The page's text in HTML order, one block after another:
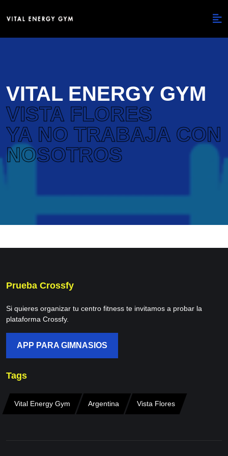
VITAL ENERGY GYM
VISTA FLORES
YA NO TRABAJA CON
NOSOTROS
Prueba Crossfy
Si quieres organizar tu centro fitness te invitamos a probar la
plataforma Crossfy.
APP PARA GIMNASIOS
Tags
Vital Energy Gym Argentina Vista Flores